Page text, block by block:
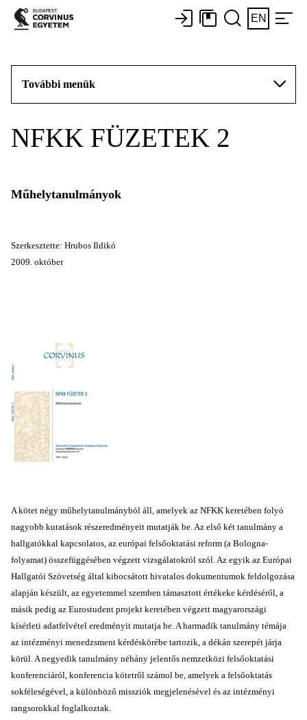
EN
További menük
NFKK FÜZETEK 2
Műhelytanulmányok
Szerkesztette: Hrubos Ildikó
2009. október
A kötet négy műhelytanulmányból áll, amelyek az NFKK keretében folyó
nagyobb kutatások részeredményeit mutatják be. Az első két tanulmány a
hallgatókkal kapcsolatos, az európai felsőoktatási reform (a Bologna-
folyamat) összefüggésében végzett vizsgálatokról szól. Az egyik az Európai
Hallgatói Szövetség által kibocsátott hivatalos dokumentumok feldolgozása
alapján készült, az egyetemmel szemben támasztott értékeke kérdéséről, a
másik pedig az Eurostudent projekt keretében végzett magyarországi
kísérleti adatfelvétel eredményit mutatja be. A harmadik tanulmány témája
az intézményi menedzsment kérdéskörébe tartozik, a dékán szerepét járja
körül. A negyedik tanulmány néhány jelentős nemzetközi felsőoktatási
konferenciáról, konferencia kötetről számol be, amelyek a felsőoktatás
sokféleségével, a különböző missziók megjelenésével és az intézményi
rangsorokkal foglalkoztak.